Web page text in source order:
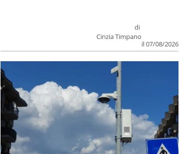
di
Cinzia Timpano
il 07/08/2026